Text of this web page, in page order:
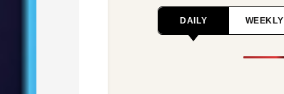
DAILY WEEKLY